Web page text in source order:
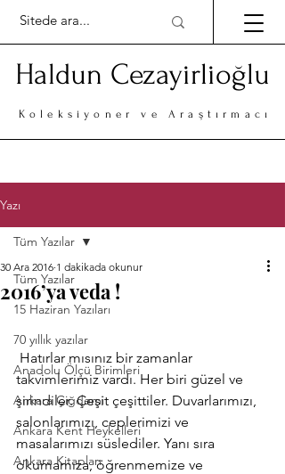
Haldun Cezayirlioğlu
Koleksiyoner ve Araştırmacı
Yazı
Tüm Yazılar
15 Haziran Yazıları
70 yıllık yazılar
Anadolu Ölçü Birimleri
Ankara Çiğdemi
Ankara Kent Heykelleri
Ankara Kitapları
Tüm Yazılar
2016’ya veda !
30 Ara 2016 1 dakikada okunur
takvimlerimiz vardı. Her biri güzel ve
şirindiler. Çeşit çeşittiler. Duvarlarımızı,
salonlarımızı, ceplerimizi ve
masalarımızı süslediler. Yanı sıra
okumamıza, öğrenmemize ve